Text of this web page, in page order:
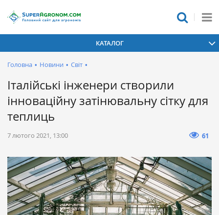
КАТАЛОГ
Головна • Новини • Світ •
Італійські інженери створили
інноваційну затінювальну сітку для
теплиць
7 лютого 2021, 13:00 61